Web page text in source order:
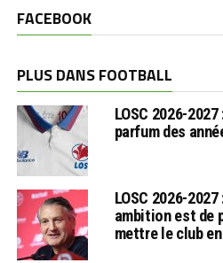
FACEBOOK
PLUS DANS FOOTBALL
LOSC 2026-
parfum des
LOSC 2026-
ambition est de
mettre le club